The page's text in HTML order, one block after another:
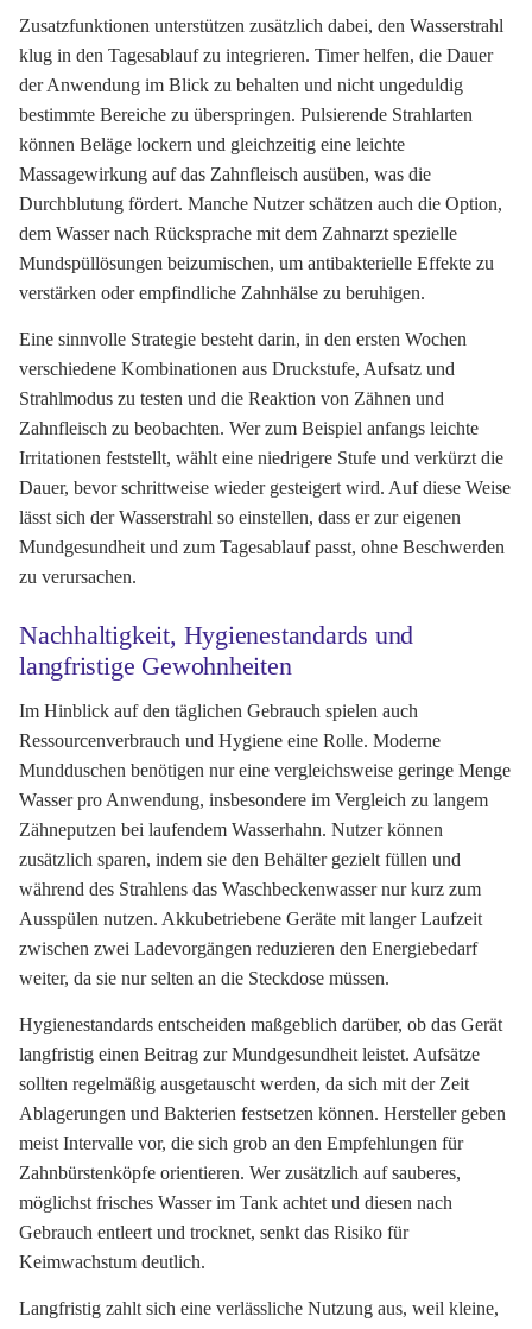
Zusatzfunktionen unterstützen zusätzlich dabei, den Wasserstrahl
klug in den Tagesablauf zu integrieren. Timer helfen, die Dauer
der Anwendung im Blick zu behalten und nicht ungeduldig
bestimmte Bereiche zu überspringen. Pulsierende Strahlarten
können Beläge lockern und gleichzeitig eine leichte
Massagewirkung auf das Zahnfleisch ausüben, was die
Durchblutung fördert. Manche Nutzer schätzen auch die Option,
dem Wasser nach Rücksprache mit dem Zahnarzt spezielle
Mundspüllösungen beizumischen, um antibakterielle Effekte zu
verstärken oder empfindliche Zahnhälse zu beruhigen.
Eine sinnvolle Strategie besteht darin, in den ersten Wochen
verschiedene Kombinationen aus Druckstufe, Aufsatz und
Strahlmodus zu testen und die Reaktion von Zähnen und
Zahnfleisch zu beobachten. Wer zum Beispiel anfangs leichte
Irritationen feststellt, wählt eine niedrigere Stufe und verkürzt die
Dauer, bevor schrittweise wieder gesteigert wird. Auf diese Weise
lässt sich der Wasserstrahl so einstellen, dass er zur eigenen
Mundgesundheit und zum Tagesablauf passt, ohne Beschwerden
zu verursachen.
Nachhaltigkeit, Hygienestandards und
langfristige Gewohnheiten
Im Hinblick auf den täglichen Gebrauch spielen auch
Ressourcenverbrauch und Hygiene eine Rolle. Moderne
Mundduschen benötigen nur eine vergleichsweise geringe Menge
Wasser pro Anwendung, insbesondere im Vergleich zu langem
Zähneputzen bei laufendem Wasserhahn. Nutzer können
zusätzlich sparen, indem sie den Behälter gezielt füllen und
während des Strahlens das Waschbeckenwasser nur kurz zum
Ausspülen nutzen. Akkubetriebene Geräte mit langer Laufzeit
zwischen zwei Ladevorgängen reduzieren den Energiebedarf
weiter, da sie nur selten an die Steckdose müssen.
Hygienestandards entscheiden maßgeblich darüber, ob das Gerät
langfristig einen Beitrag zur Mundgesundheit leistet. Aufsätze
sollten regelmäßig ausgetauscht werden, da sich mit der Zeit
Ablagerungen und Bakterien festsetzen können. Hersteller geben
meist Intervalle vor, die sich grob an den Empfehlungen für
Zahnbürstenköpfe orientieren. Wer zusätzlich auf sauberes,
möglichst frisches Wasser im Tank achtet und diesen nach
Gebrauch entleert und trocknet, senkt das Risiko für
Keimwachstum deutlich.
Langfristig zahlt sich eine verlässliche Nutzung aus, weil kleine,